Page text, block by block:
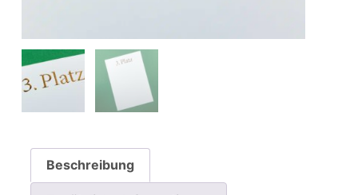
Beschreibung